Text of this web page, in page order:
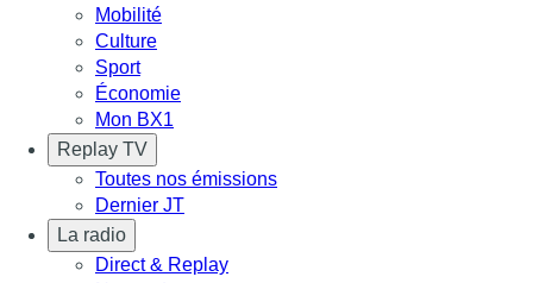
Mobilité
Culture
Sport
Économie
Mon BX1
Replay TV
Toutes nos émissions
Dernier JT
La radio
Direct & Replay